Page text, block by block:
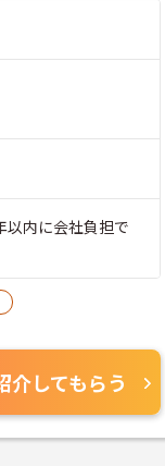
内に会社負担で
介してもらう